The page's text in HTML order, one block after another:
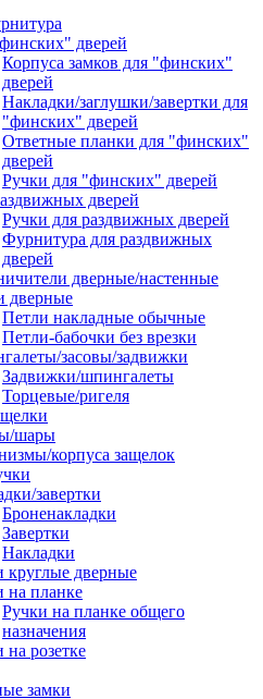
дверей
Корпуса замков для "финских"
дверей
Накладки/заглушки/завертки для
"финских" дверей
Ответные планки для "финских"
дверей
Ручки для "финских" дверей
дверей
Ручки для раздвижных дверей
Фурнитура для раздвижных
дверей
дверные/настенные
дверные
Петли накладные обычные
Петли-бабочки без врезки
засовы/задвижки
Задвижки/шпингалеты
Торцевые/ригеля
шары
корпуса защелок
завертки
Броненакладки
Завертки
Накладки
круглые дверные
на планке
Ручки на планке общего
назначения
на розетке
замки